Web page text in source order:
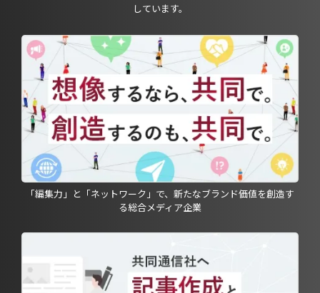
しています。
「編集力」と「ネットワーク」で、新たなブランド価値を創造す
る総合メディア企業